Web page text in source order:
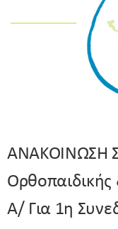
ΑΝΑΚΟΙΝΩΣΗ
Α/ Για 1η